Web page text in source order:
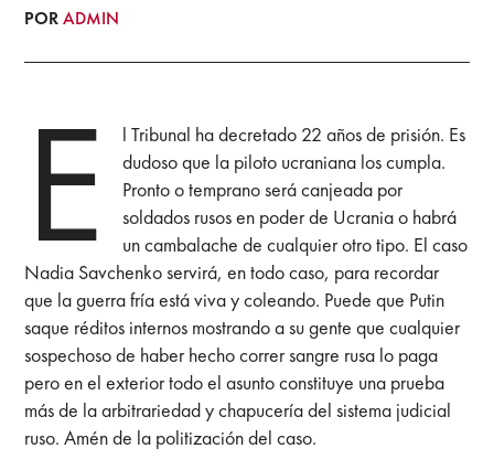
PORADMIN
E
l Tribunal ha decretado 22 años de prisión. Es
dudoso que la piloto ucraniana los cumpla.
Pronto o temprano será canjeada por
soldados rusos en poder de Ucrania o habrá
un cambalache de cualquier otro tipo. El caso
Nadia Savchenko servirá, en todo caso, para recordar
que la guerra fría está viva y coleando. Puede que Putin
saque réditos internos mostrando a su gente que cualquier
sospechoso de haber hecho correr sangre rusa lo paga
pero en el exterior todo el asunto constituye una prueba
más de la arbitrariedad y chapucería del sistema judicial
ruso. Amén de la politización del caso.